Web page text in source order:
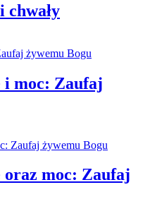
chwały
i moc: Zaufaj
oraz moc: Zaufaj